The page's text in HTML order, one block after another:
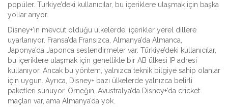
popüler. Türkiye’deki kullanıcılar, bu içeriklere ulaşmak için başka
yollar arıyor.
Disney+’ın mevcut olduğu ülkelerde, içerikler yerel dillere
uyarlanıyor. Fransa’da Fransızca, Almanya’da Almanca,
Japonya’da Japonca seslendirmeler var. Türkiye’deki kullanıcılar,
bu içeriklere ulaşmak için genellikle bir AB ülkesi IP adresi
kullanıyor. Ancak bu yöntem, yalnızca teknik bilgiye sahip olanlar
için uygun. Ayrıca, Disney+ bazı ülkelerde yalnızca belirli
paketleri sunuyor. Örneğin, Avustralya’da Disney+’da cricket
maçları var, ama Almanya’da yok.